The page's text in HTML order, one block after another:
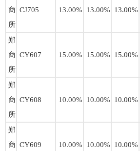
商
所
CJ705 13.00% 13.00% 13.00%
郑
商
所
CY607 15.00% 15.00% 15.00%
郑
商
所
CY608 10.00% 10.00% 10.00%
郑
商 CY609 10.00% 10.00% 10.00%